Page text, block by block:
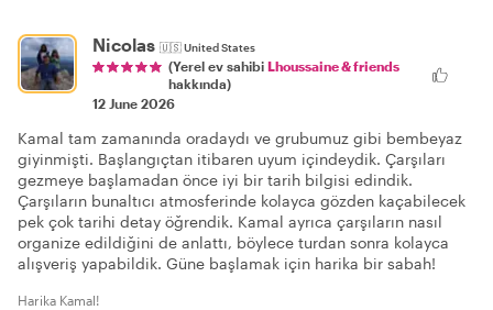
Nicolas 🇺🇸United States
(Yerel ev sahibi Lhoussaine & friends
hakkında)
12 June 2026
Kamal tam zamanında oradaydı ve grubumuz gibi bembeyaz
giyinmişti. Başlangıçtan itibaren uyum içindeydik. Çarşıları
gezmeye başlamadan önce iyi bir tarih bilgisi edindik.
Çarşıların bunaltıcı atmosferinde kolayca gözden kaçabilecek
pek çok tarihi detay öğrendik. Kamal ayrıca çarşıların nasıl
organize edildiğini de anlattı, böylece turdan sonra kolayca
alışveriş yapabildik. Güne başlamak için harika bir sabah!
Harika Kamal!